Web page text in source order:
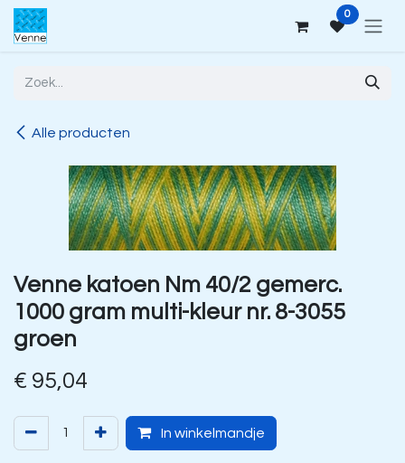
Overslaan naar inhoud 0
Alle producten
Venne katoen Nm 40/2 gemerc.
1000 gram multi-kleur nr. 8-3055
groen
€ 95,04
In winkelmandje